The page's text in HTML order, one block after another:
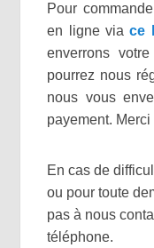
Pour
en ligne via ce
enverrons
pourrez nous
nous vous
payement. Merci
En cas de
ou pour toute
pas à nous
téléphone.